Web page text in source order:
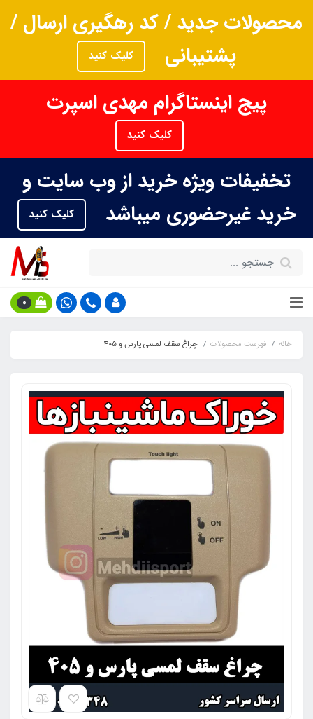
محصولات جدید / کد رهگیری ارسال /
پشتیبانی
کلیک کنید
پیج اینستاگرام مهدی اسپرت
کلیک کنید
تخفیفات ویژه خرید از وب سایت و
خرید غیرحضوری میباشد
کلیک کنید
0
خانه فهرست محصولات چراغ سقف لمسی پارس و 405